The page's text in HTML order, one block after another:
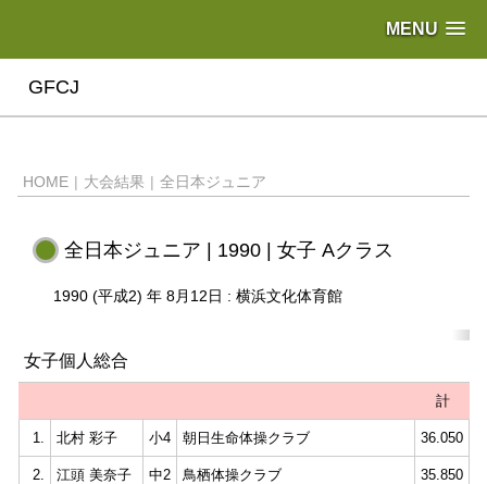
MENU
GFCJ
HOME | 大会結果 | 全日本ジュニア
全日本ジュニア | 1990 | 女子 Aクラス
1990 (平成2) 年 8月12日 : 横浜文化体育館
女子個人総合
計
1. 北村 彩子 小4 朝日生命体操クラブ 36.050
2. 江頭 美奈子 中2 鳥栖体操クラブ 35.850